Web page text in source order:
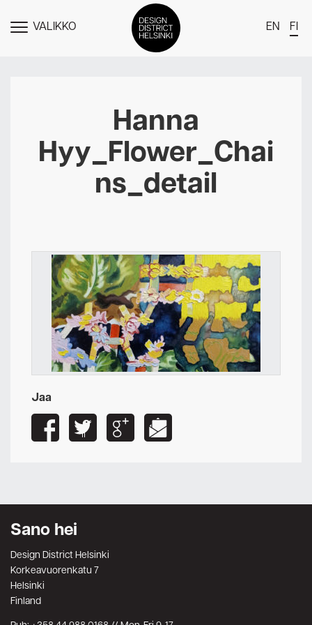
NÄYTÄVALIKKO EN FI
Jäsenet
Tapahtumat
Uutiset
Medialle
Ota yhteyttä
Hanna
Hyy_Flower_Chai
ns_detail
Jaa
Sano hei
Design District Helsinki
Korkeavuorenkatu 7
Helsinki
Finland